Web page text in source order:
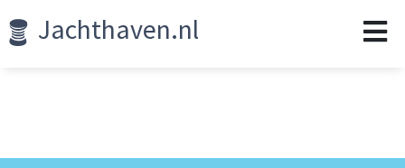
Jachthaven.nl